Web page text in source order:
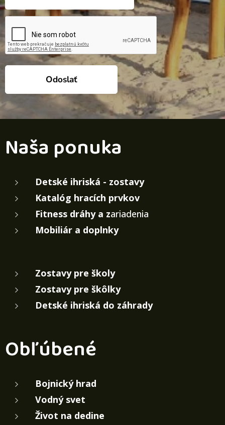
Odoslať
Naša ponuka
Detské ihriská - zostavy
Katalóg hracích prvkov
Fitness dráhy a zariadenia
Mobiliár a doplnky
Zostavy pre školy
Zostavy pre škôlky
Detské ihriská do záhrady
Obľúbené
Bojnický hrad
Vodný svet
Život na dedine